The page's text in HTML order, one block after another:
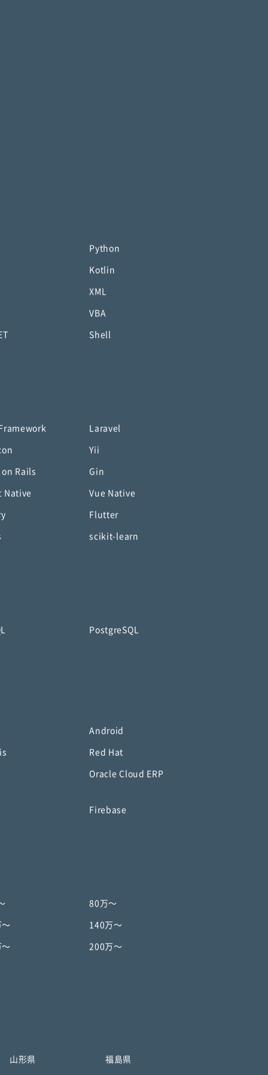
Python
Kotlin
XML
VBA
Shell
Laravel
Yii
on Rails Gin
Native Vue Native
Flutter
scikit-learn
PostgreSQL
Android
Red Hat
Oracle Cloud ERP
Firebase
80万〜
〜 140万〜
〜 200万〜
山形県 福島県